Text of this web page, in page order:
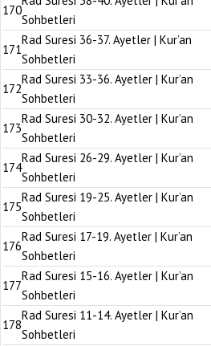
170
Sohbetleri
171
Rad Suresi 36-37. Ayetler | Kur’an
Sohbetleri
172
Rad Suresi 33-36. Ayetler | Kur’an
Sohbetleri
173
Rad Suresi 30-32. Ayetler | Kur’an
Sohbetleri
174
Rad Suresi 26-29. Ayetler | Kur’an
Sohbetleri
175
Rad Suresi 19-25. Ayetler | Kur’an
Sohbetleri
176
Rad Suresi 17-19. Ayetler | Kur’an
Sohbetleri
177
Rad Suresi 15-16. Ayetler | Kur’an
Sohbetleri
178
Rad Suresi 11-14. Ayetler | Kur’an
Sohbetleri